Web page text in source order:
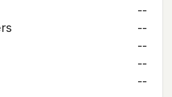
--
--
--
--
--